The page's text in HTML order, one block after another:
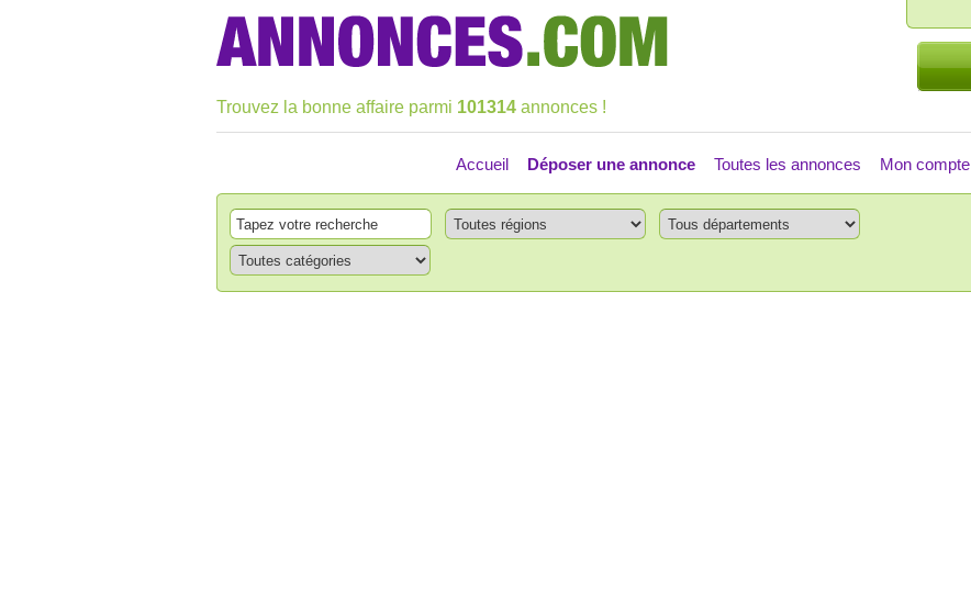
Trouvez la bonne affaire parmi 101314 annonces !
Accueil Déposer une annonce Toutes les annonces Mon compte